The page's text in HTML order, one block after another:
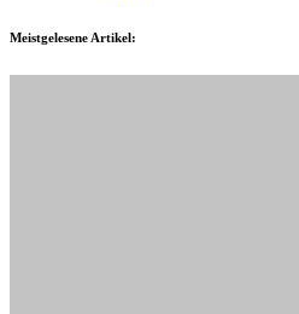
Meistgelesene Artikel: